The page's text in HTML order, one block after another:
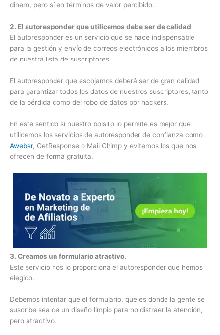
dinero, pero sí en términos de valor percibido.
2. El autoresponder que utilicemos debe ser de calidad
El autoresponder es un servicio que se hace indispensable
para la gestión y envío de correos electrónicos a los miembros
de nuestra lista de suscriptores
El autoresponder que escojamos deberá ser de gran calidad
para garantizar todos los datos de nuestros suscriptores, tanto
de la pérdida como del robo de datos por hackers.
En este sentido si nuestro bolsillo lo permite es mejor que
utilicemos los servicios de autoresponder de confianza como
Aweber, GetResponse o Mail Chimp y evitemos los que nos
ofrecen de forma gratuita.
3. Creamos un formulario atractivo.
Este servicio nos lo proporciona el autoresponder que hemos
elegido.
Debemos intentar que el formulario, que es donde la gente se
suscribe sea de un diseño limpio para no distraer la atención,
pero atractivo.